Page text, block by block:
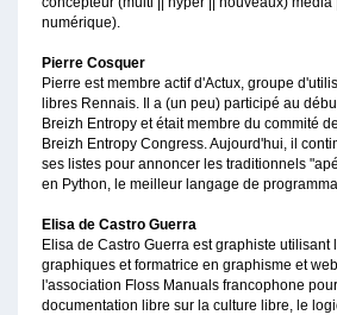
numérique).
Pierre Cosquer
Pierre est membre actif d'Actux, groupe
libres Rennais. Il a (un peu) participé au
Breizh Entropy et était membre du commité
Breizh Entropy Congress. Aujourd'hui, il
ses listes pour annoncer les traditionnels
en Python, le meilleur langage de
Elisa de Castro Guerra
Elisa de Castro Guerra est graphiste
graphiques et formatrice en graphisme et
l'association Floss Manuals francophone
documentation libre sur la culture libre, le